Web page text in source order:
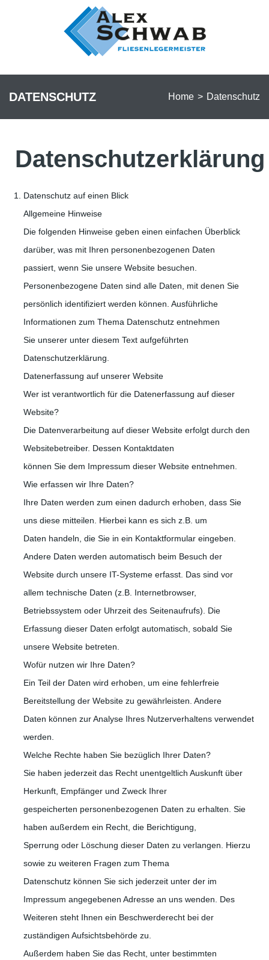
DATENSCHUTZ Home > Datenschutz
Datenschutzerklärung
Datenschutz auf einen Blick
Allgemeine Hinweise
Die folgenden Hinweise geben einen einfachen Überblick
darüber, was mit Ihren personenbezogenen Daten
passiert, wenn Sie unsere Website besuchen.
Personenbezogene Daten sind alle Daten, mit denen Sie
persönlich identifiziert werden können. Ausführliche
Informationen zum Thema Datenschutz entnehmen
Sie unserer unter diesem Text aufgeführten
Datenschutzerklärung.
Datenerfassung auf unserer Website
Wer ist verantwortlich für die Datenerfassung auf dieser
Website?
Die Datenverarbeitung auf dieser Website erfolgt durch den
Websitebetreiber. Dessen Kontaktdaten
können Sie dem Impressum dieser Website entnehmen.
Wie erfassen wir Ihre Daten?
Ihre Daten werden zum einen dadurch erhoben, dass Sie
uns diese mitteilen. Hierbei kann es sich z.B. um
Daten handeln, die Sie in ein Kontaktformular eingeben.
Andere Daten werden automatisch beim Besuch der
Website durch unsere IT-Systeme erfasst. Das sind vor
allem technische Daten (z.B. Internetbrowser,
Betriebssystem oder Uhrzeit des Seitenaufrufs). Die
Erfassung dieser Daten erfolgt automatisch, sobald Sie
unsere Website betreten.
Wofür nutzen wir Ihre Daten?
Ein Teil der Daten wird erhoben, um eine fehlerfreie
Bereitstellung der Website zu gewährleisten. Andere
Daten können zur Analyse Ihres Nutzerverhaltens verwendet
werden.
Welche Rechte haben Sie bezüglich Ihrer Daten?
Sie haben jederzeit das Recht unentgeltlich Auskunft über
Herkunft, Empfänger und Zweck Ihrer
gespeicherten personenbezogenen Daten zu erhalten. Sie
haben außerdem ein Recht, die Berichtigung,
Sperrung oder Löschung dieser Daten zu verlangen. Hierzu
sowie zu weiteren Fragen zum Thema
Datenschutz können Sie sich jederzeit unter der im
Impressum angegebenen Adresse an uns wenden. Des
Weiteren steht Ihnen ein Beschwerderecht bei der
zuständigen Aufsichtsbehörde zu.
Außerdem haben Sie das Recht, unter bestimmten